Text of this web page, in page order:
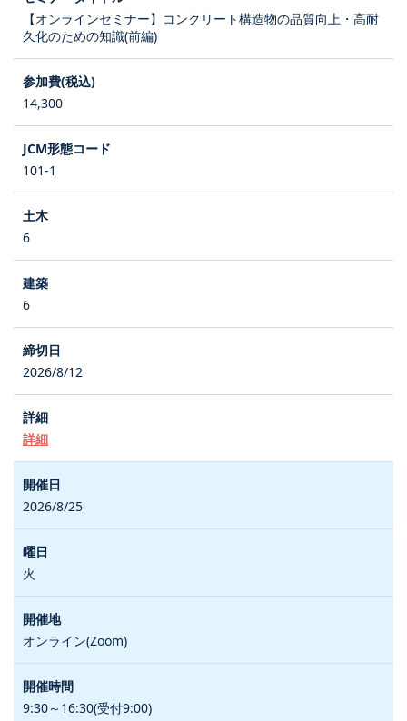
【オンラインセミナー】コンクリート構造物の品質向上・高耐
久化のための知識(前編)
14,300
101-1
6
6
2026/8/12
詳細
2026/8/25
火
オンライン(Zoom)
9:30～16:30(受付9:00)